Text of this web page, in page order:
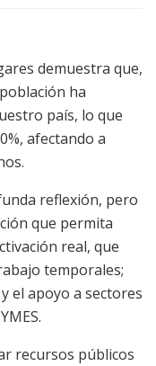
demuestra que,
ha
país, lo que
afectando a
reflexión, pero
que permita
real, que
temporales;
el apoyo a sectores
recursos públicos